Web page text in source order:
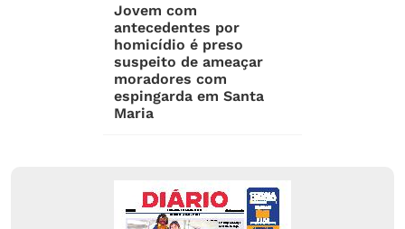
Jovem com
antecedentes por
homicídio é preso
suspeito de ameaçar
moradores com
espingarda em Santa
Maria